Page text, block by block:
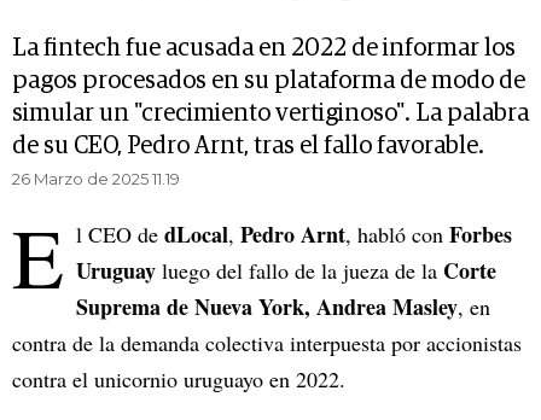
La fintech fue acusada en 2022 de informar los
pagos procesados en su plataforma de modo de
simular un "crecimiento vertiginoso". La palabra
de su CEO, Pedro Arnt, tras el fallo favorable.
26 Marzo de 2025 11.19
E l CEO de dLocal, Pedro Arnt, habló con Forbes
Uruguay luego del fallo de la jueza de la Corte
Suprema de Nueva York, Andrea Masley, en
contra de la demanda colectiva interpuesta por accionistas
contra el unicornio uruguayo en 2022.